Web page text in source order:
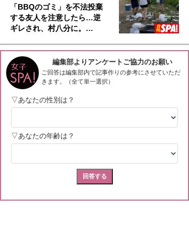
「BBQのゴミ」を不法投棄
する友人を注意したら…逆
ギレされ、村八分に。…